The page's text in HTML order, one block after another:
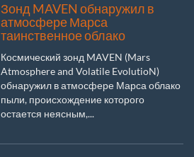
Зонд MAVEN обнаружил в
атмосфере Марса
таинственное облако
Космический зонд MAVEN (Mars
Atmosphere and Volatile EvolutioN)
обнаружил в атмосфере Марса облако
пыли, происхождение которого
остается неясным,...